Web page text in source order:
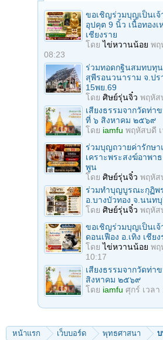
ขอเชิญร่วมบุญเป็นเจ้
อุปคุต 9 นิ้ว เนื้อทองเ
เชียงราย
โดยไข่หวานน้อย พฤ
08:23
ร่วมทอดกฐินสมทบทุ
สุพีรอนวนาราม จ.ปร
15พย.69
โดย ศิษย์รุ่นจิ๋ว พฤหัส
เสียงธรรมจากวัดท่
ที่ ๖ สิงหาคม ๒๕๖๙
โดย iamfu พฤหัสบดี
ร่วมบุญถวายค่ารักษา
เคราะพระสงฆ์อาพา
พูน
โดย ศิษย์รุ่นจิ๋ว พฤหัส
ร่วมทําบุญบูรณะกุฏิพ
อ.บางบัวทอง จ.นนท
โดย ศิษย์รุ่นจิ๋ว พฤหัส
ขอเชิญร่วมบุญเป็นเ
ดอนเฟือง อ.เทิง เชียง
โดยไข่หวานน้อย พฤ
10:17
เสียงธรรมจากวัดท่
สิงหาคม ๒๕๖๙
โดย iamfu ศุกร์ เวลา
หน้าแรก เว็บบอร์ด พุทธศาสนา